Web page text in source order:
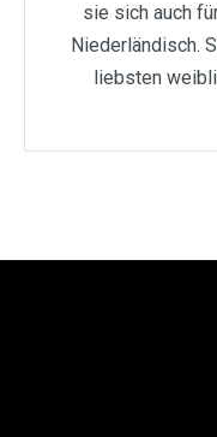
sie sich auch
Niederländisch.
liebsten